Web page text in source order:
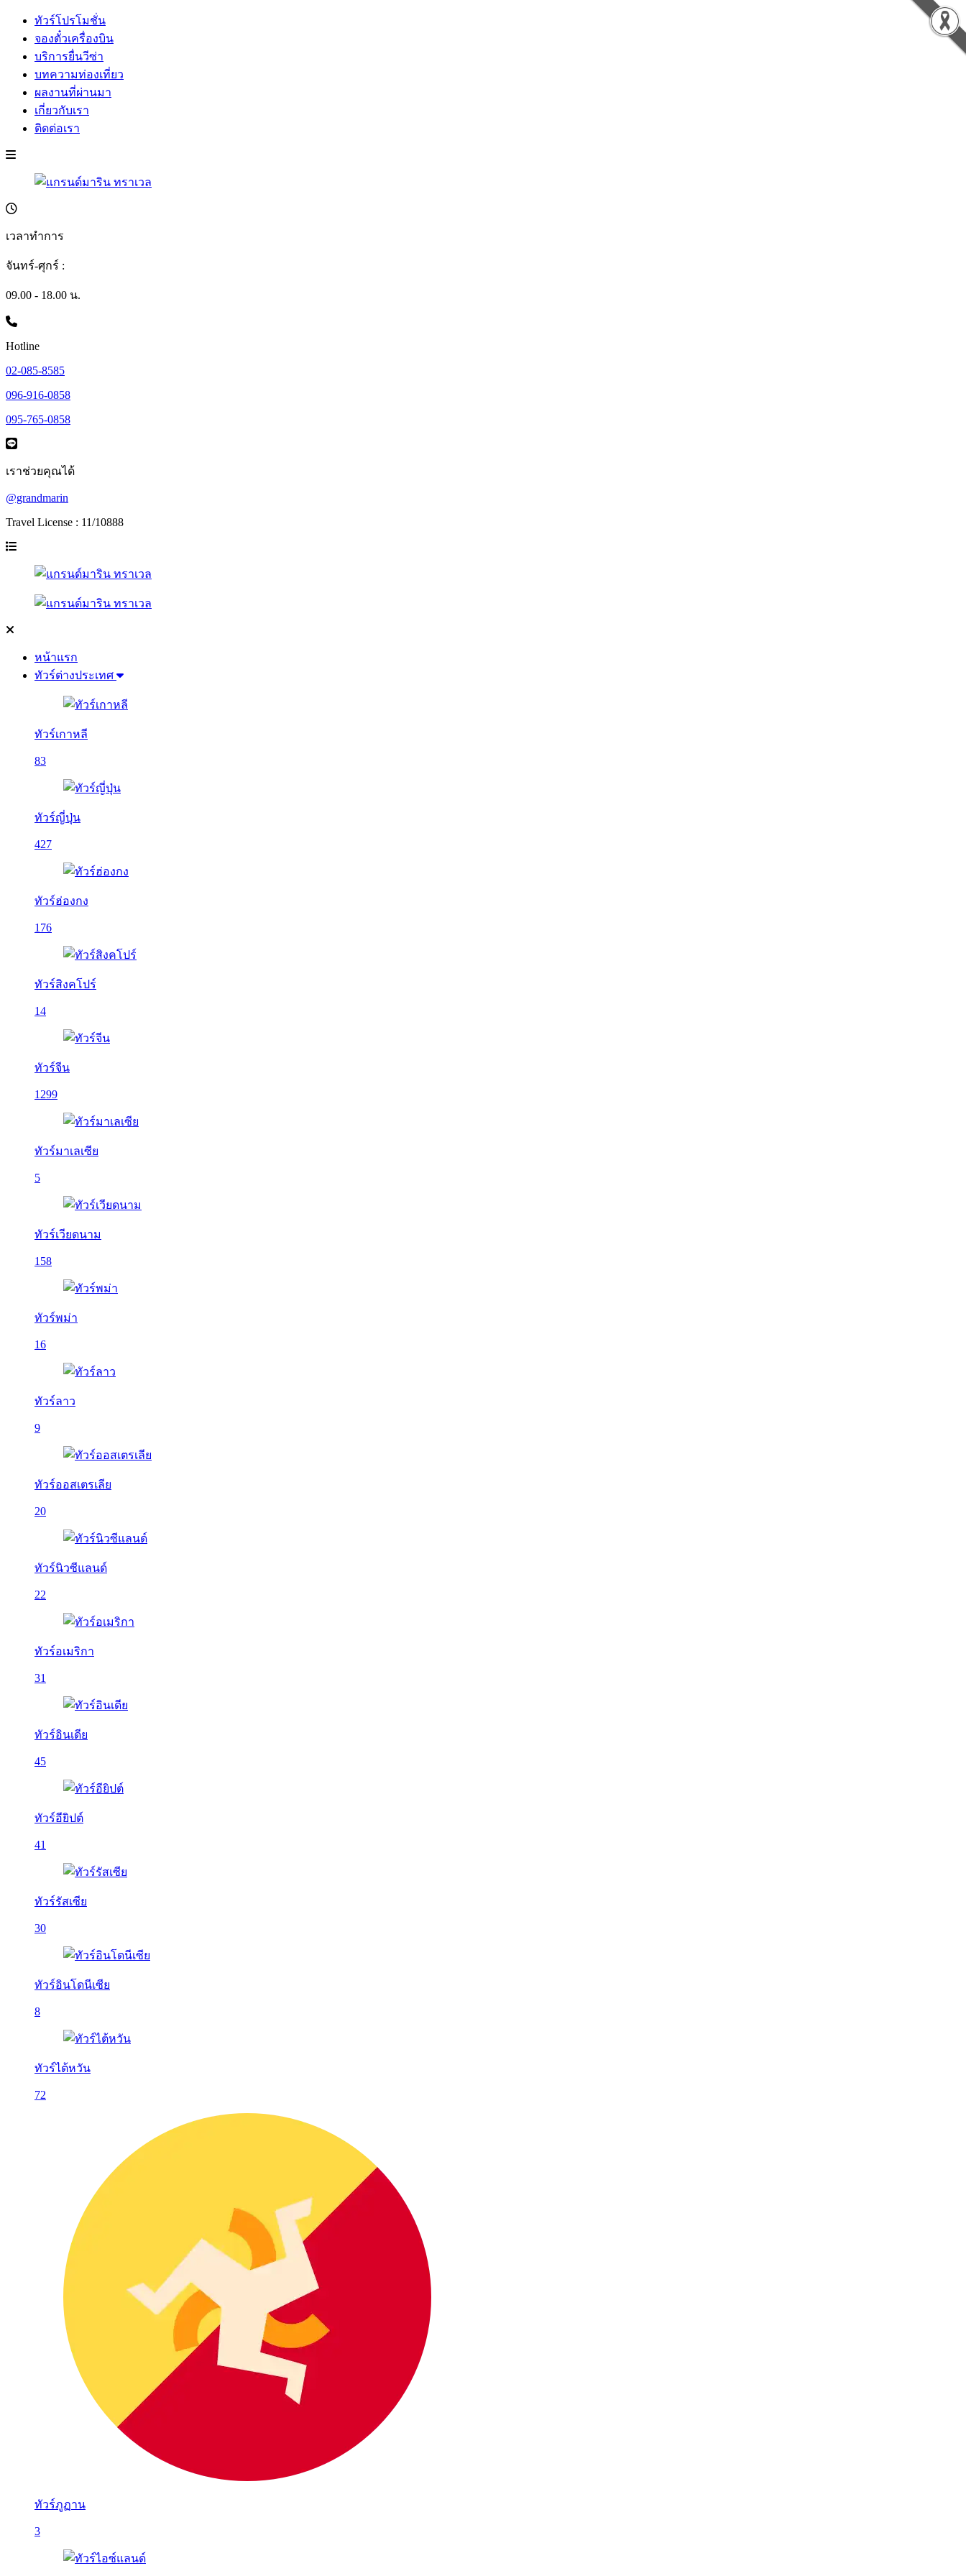
ทัวร์โปรโมชั่น
จองตั๋วเครื่องบิน
บริการยื่นวีซ่า
บทความท่องเที่ยว
ผลงานที่ผ่านมา
เกี่ยวกับเรา
ติดต่อเรา
เวลาทำการ
จันทร์-ศุกร์ :
09.00 - 18.00 น.
Hotline
02-085-8585
096-916-0858
095-765-0858
เราช่วยคุณได้
@grandmarin
Travel License : 11/10888
หน้าแรก
ทัวร์ต่างประเทศ
ทัวร์เกาหลี
83
ทัวร์ญี่ปุ่น
427
ทัวร์ฮ่องกง
176
ทัวร์สิงคโปร์
14
ทัวร์จีน
1299
ทัวร์มาเลเซีย
5
ทัวร์เวียดนาม
158
ทัวร์พม่า
16
ทัวร์ลาว
9
ทัวร์ออสเตรเลีย
20
ทัวร์นิวซีแลนด์
22
ทัวร์อเมริกา
31
ทัวร์อินเดีย
45
ทัวร์อียิปต์
41
ทัวร์รัสเซีย
30
ทัวร์อินโดนีเซีย
8
ทัวร์ไต้หวัน
72
ทัวร์ภูฏาน
3